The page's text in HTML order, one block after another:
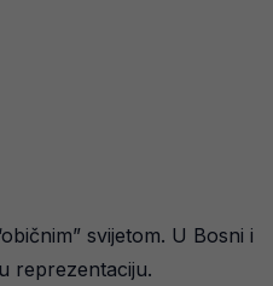
svijetom. U Bosni i
reprezentaciju.